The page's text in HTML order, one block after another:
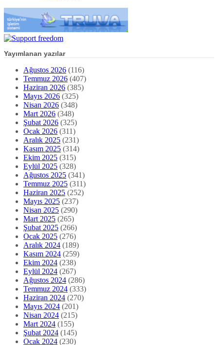
Yayımlanan yazılar
Ağustos 2026 (116)
Temmuz 2026 (407)
Haziran 2026 (385)
Mayıs 2026 (325)
Nisan 2026 (348)
Mart 2026 (348)
Şubat 2026 (325)
Ocak 2026 (311)
Aralık 2025 (231)
Kasım 2025 (314)
Ekim 2025 (315)
Eylül 2025 (328)
Ağustos 2025 (341)
Temmuz 2025 (311)
Haziran 2025 (252)
Mayıs 2025 (237)
Nisan 2025 (290)
Mart 2025 (265)
Şubat 2025 (266)
Ocak 2025 (276)
Aralık 2024 (189)
Kasım 2024 (259)
Ekim 2024 (238)
Eylül 2024 (267)
Ağustos 2024 (286)
Temmuz 2024 (333)
Haziran 2024 (270)
Mayıs 2024 (201)
Nisan 2024 (215)
Mart 2024 (155)
Şubat 2024 (145)
Ocak 2024 (230)